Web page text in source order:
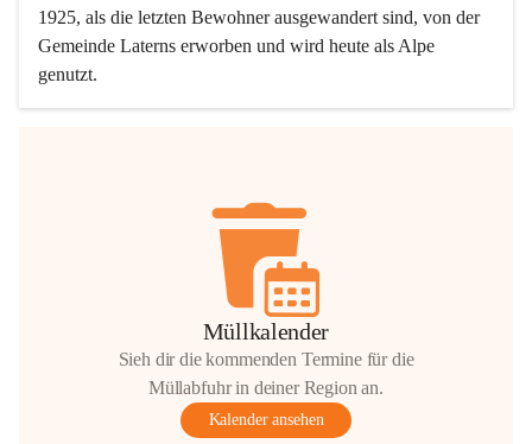
1925, als die letzten Bewohner ausgewandert sind, von der
Gemeinde Laterns erworben und wird heute als Alpe
genutzt.
Müllkalender
Sieh dir die kommenden Termine für die
Müllabfuhr in deiner Region an.
Kalender ansehen